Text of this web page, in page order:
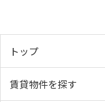
トップ
賃貸物件を探す